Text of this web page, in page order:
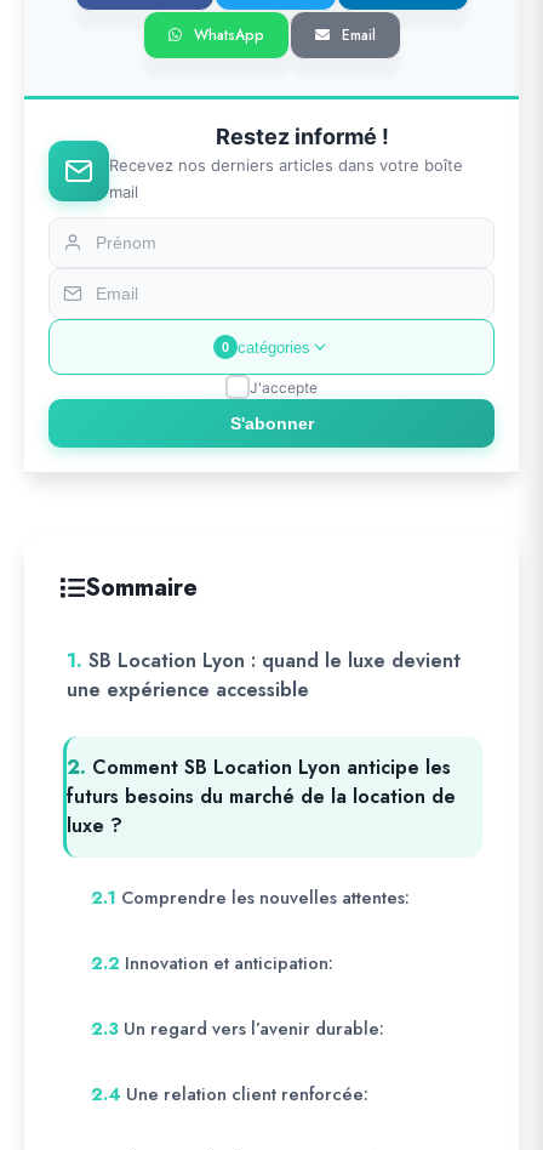
WhatsApp Email
Restez informé !
Recevez nos derniers articles dans votre boîte
mail
0 catégories
J'accepte
S'abonner
Sommaire
1. SB Location Lyon : quand le luxe devient
une expérience accessible
2. Comment SB Location Lyon anticipe les
futurs besoins du marché de la location de
luxe ?
2.1 Comprendre les nouvelles attentes:
2.2 Innovation et anticipation:
2.3 Un regard vers l’avenir durable:
2.4 Une relation client renforcée: